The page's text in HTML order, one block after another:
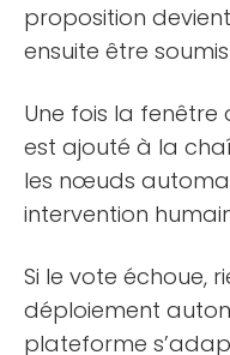
proposition
ensuite être
Une fois la fenêtre
est ajouté à la
les nœuds
intervention
Si le vote échoue,
déploiement
plateforme